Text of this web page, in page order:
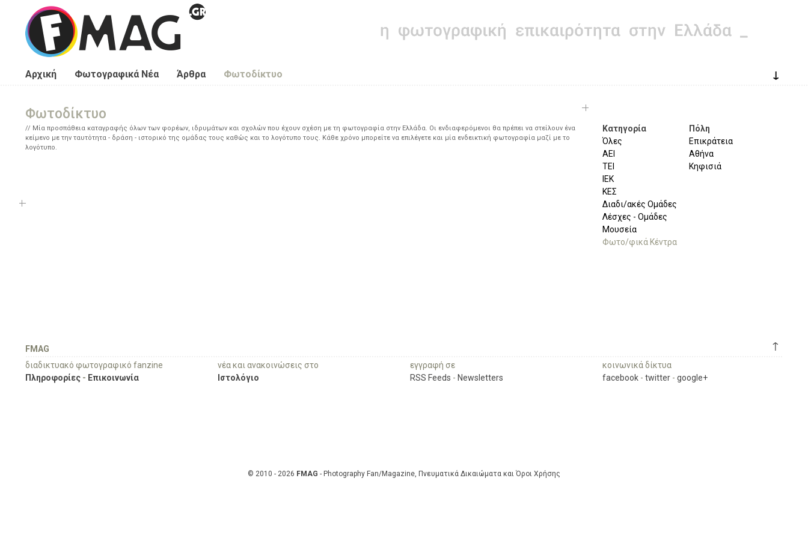
Παράκαμψη προς το κυρίως περιεχόμενο
Αρχική Φωτογραφικά Νέα Άρθρα Φωτοδίκτυο ↓
Φωτοδίκτυο
Μία προσπάθεια καταγραφής όλων των φορέων, ιδρυμάτων και σχολών που έχουν σχέση με τη φωτογραφία στην Ελλάδα. Οι ενδιαφερόμενοι θα πρέπει να στείλουν ένα
κείμενο με την ταυτότητα - δράση - ιστορικό της ομάδας τους καθώς και το λογότυπο τους. Κάθε χρόνο μπορείτε να επιλέγετε και μία ενδεικτική φωτογραφία μαζί με το
λογότυπο.
Κατηγορία
Όλες
ΑΕΙ
ΤΕΙ
ΙΕΚ
ΚΕΣ
Διαδι/ακές Ομάδες
Λέσχες - Ομάδες
Μουσεία
Φωτο/φικά Κέντρα
Πόλη
Επικράτεια
Αθήνα
Κηφισιά
↑
FMAG
διαδικτυακό φωτογραφικό fanzine
Πληροφορίες - Επικοινωνία
νέα και ανακοινώσεις στο
Ιστολόγιο
εγγραφή σε
RSS Feeds - Newsletters
κοινωνικά δίκτυα
facebook - twitter - google+
© 2010 - 2026 FMAG - Photography Fan/Magazine, Πνευματικά Δικαιώματα και Όροι Χρήσης